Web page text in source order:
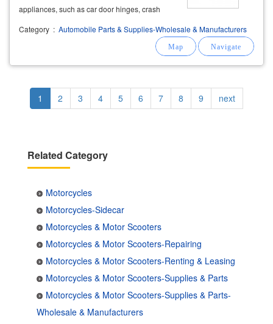
appliances, such as car door hinges, crash
Category : Automobile Parts & Supplies-Wholesale & Manufacturers
Pagination
Current
page
1 Page
2 Page
3 Page
4 Page
5 Page
6 Page
7 Page
8 Page
9
Next
page
next
Related Category
Motorcycles
Motorcycles-Sidecar
Motorcycles & Motor Scooters
Motorcycles & Motor Scooters-Repairing
Motorcycles & Motor Scooters-Renting & Leasing
Motorcycles & Motor Scooters-Supplies & Parts
Motorcycles & Motor Scooters-Supplies & Parts-
Wholesale & Manufacturers